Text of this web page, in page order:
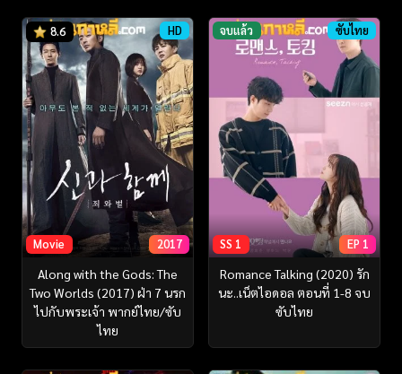
8.6 HD
Movie 2017
Along with the Gods: The
Two Worlds (2017) ฝ่า 7 นรก
ไปกับพระเจ้า พากย์ไทย/ซับ
ไทย
จบแล้ว ซับไทย
SS 1 EP 1
Romance Talking (2020) รัก
นะ..เน็ตไอดอล ตอนที่ 1-8 จบ
ซับไทย